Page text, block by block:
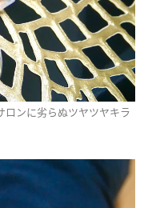
ロンに劣らぬツヤツヤキラ